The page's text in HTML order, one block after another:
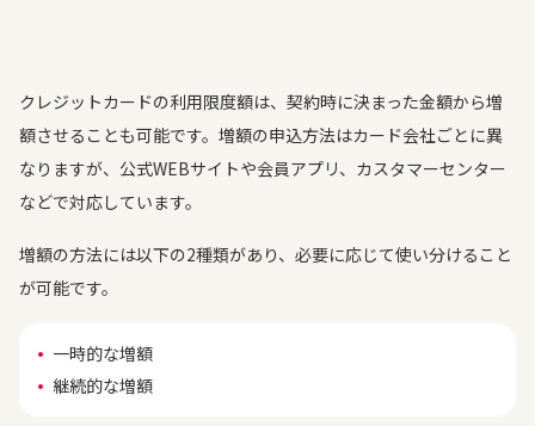
クレジットカードの利用限度額は、契約時に決まった金額から増
額させることも可能です。増額の申込方法はカード会社ごとに異
なりますが、公式WEBサイトや会員アプリ、カスタマーセンター
などで対応しています。
増額の方法には以下の2種類があり、必要に応じて使い分けること
が可能です。
一時的な増額
継続的な増額